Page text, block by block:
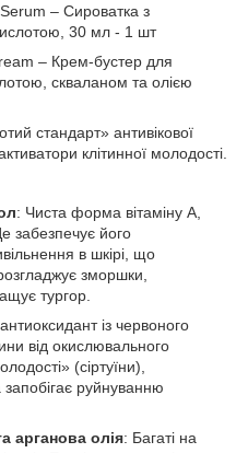
– Сироватка з
30 мл - 1 шт
– Крем-бустер для
скваланом та олією
стандарт» антивікової
клітинної молодості.
: Чиста форма вітаміну А,
забезпечує його
в шкірі, що
зморшки,
тургор.
із червоного
від окислювального
(сіртуїни),
руйнуванню
арганова олія: Багаті на